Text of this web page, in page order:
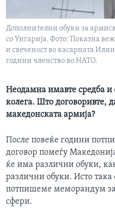
Дополнителни обуки за
со Унгарија. Фото: Показна
и свеченост во касарната
години членство во НАТО.
Неодамна имавте средба и
колега. Што договоривте,
македонската армија?
После повеќе години
договор помеѓу
ќе има различни обуки,
различни обуки. Исто така
потпишеме меморандум за
сфери.